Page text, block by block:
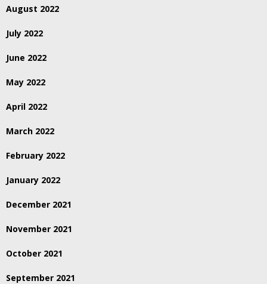
August 2022
July 2022
June 2022
May 2022
April 2022
March 2022
February 2022
January 2022
December 2021
November 2021
October 2021
September 2021